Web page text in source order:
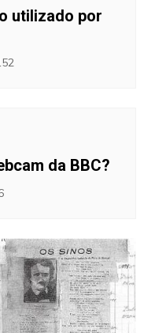
utilizado por
da BBC?